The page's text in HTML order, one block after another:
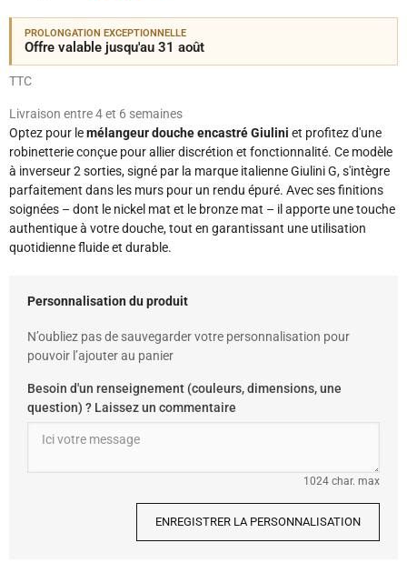
PROLONGATION EXCEPTIONNELLE
Offre valable jusqu'au 31 août
TTC
Livraison entre 4 et 6 semaines
Optez pour lemélangeur douche encastré Giulini et profitez d'une
robinetterie conçue pour allier discrétion et fonctionnalité. Ce modèle
à inverseur 2 sorties, signé par la marque italienne Giulini G, s'intègre
parfaitement dans les murs pour un rendu épuré. Avec ses finitions
soignées – dont le nickel mat et le bronze mat – il apporte une touche
authentique à votre douche, tout en garantissant une utilisation
quotidienne fluide et durable.
Personnalisation du produit
N’oubliez pas de sauvegarder votre personnalisation pour
pouvoir l’ajouter au panier
Besoin d'un renseignement (couleurs, dimensions, une
question) ? Laissez un commentaire
1024 char. max
ENREGISTRER LA PERSONNALISATION